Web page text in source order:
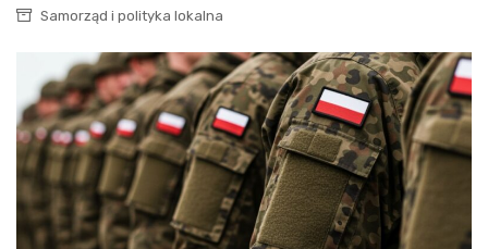
Samorząd i polityka lokalna